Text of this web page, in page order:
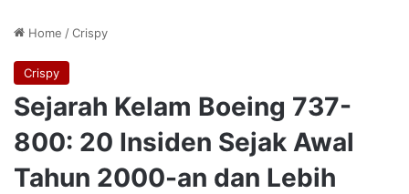
Home /Crispy
Crispy
Sejarah Kelam Boeing 737-
800: 20 Insiden Sejak Awal
Tahun 2000-an dan Lebih